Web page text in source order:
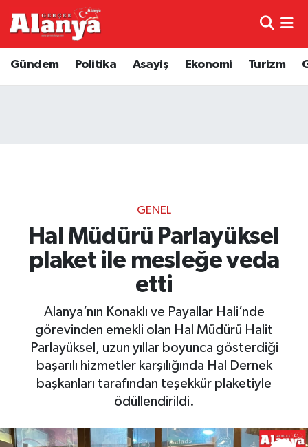
Gündem Politika Asayiş Ekonomi Turizm
GENEL
Hal Müdürü Parlayüksel
plaket ile mesleğe veda
etti
Alanya’nın Konaklı ve Payallar Hali’nde
görevinden emekli olan Hal Müdürü Halit
Parlayüksel, uzun yıllar boyunca gösterdiği
başarılı hizmetler karşılığında Hal Dernek
başkanları tarafından teşekkür plaketiyle
ödüllendirildi.
Genel
Diğer
Dünya
Gizlilik İlkeleri - Privacy Policy
Güncel
Politika
Trafik Durumu
Haber Arşivi